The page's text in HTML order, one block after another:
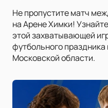
Не пропустите матч
на Арене Химки!
этой захватывающей
футбольного
Московской области.